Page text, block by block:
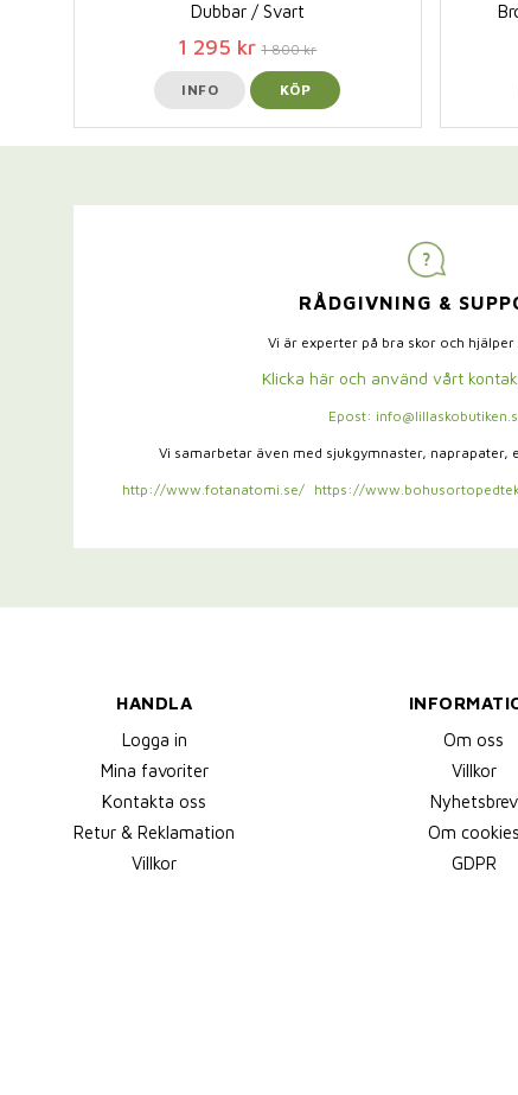
Dubbar / Svart
1 295 kr 1 800 kr
INFO KÖP
RÅDGIVNING &
Vi är experter på bra skor och hjälper
Klicka här och använd vårt
Epost:
Vi samarbetar även med sjukgymnaster, naprapater,
http://www.fotanatomi.se/ https://
HANDLA
Logga in
Mina favoriter
Kontakta oss
Retur & Reklamation
Villkor
Om oss
Villkor
Nyhetsbrev
Om cookies
GDPR